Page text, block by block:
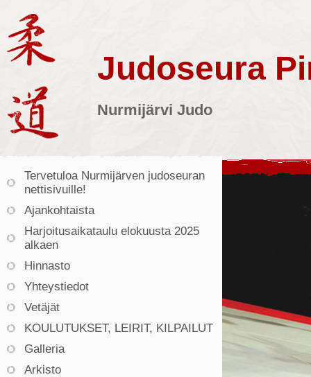
Judoseura
Nurmijärvi Judo
Tervetuloa Nurmijärven judoseuran
nettisivuille!
Ajankohtaista
Harjoitusaikataulu elokuusta 2025
alkaen
Hinnasto
Yhteystiedot
Vetäjät
KOULUTUKSET, LEIRIT, KILPAILUT
Galleria
Arkisto